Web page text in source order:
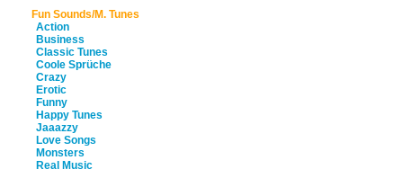
Fun Sounds/M. Tunes
Action
Business
Classic Tunes
Coole Sprüche
Crazy
Erotic
Funny
Happy Tunes
Jaaazzy
Love Songs
Monsters
Real Music